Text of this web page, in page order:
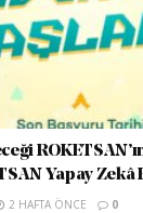
Yapay
2 HAFTA ÖNCE 0